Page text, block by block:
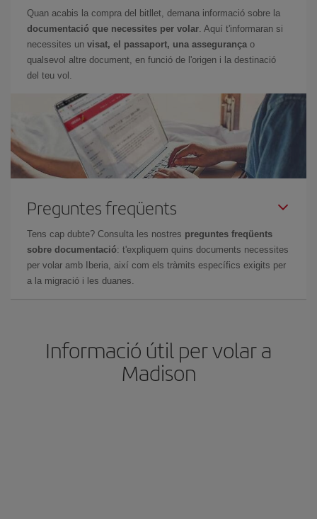
Quan acabis la compra del bitllet, demana informació sobre la
documentació que necessites per volar. Aquí t'informaran si
necessites un visat, el passaport, una assegurança o
qualsevol altre document, en funció de l'origen i la destinació
del teu vol.
Preguntes freqüents
Tens cap dubte? Consulta les nostres preguntes freqüents
sobre documentació: t'expliquem quins documents necessites
per volar amb Iberia, així com els tràmits específics exigits per
a la migració i les duanes.
Informació útil per volar a
Madison